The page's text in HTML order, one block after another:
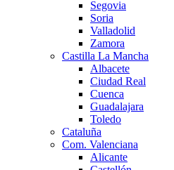
Segovia
Soria
Valladolid
Zamora
Castilla La Mancha
Albacete
Ciudad Real
Cuenca
Guadalajara
Toledo
Cataluña
Com. Valenciana
Alicante